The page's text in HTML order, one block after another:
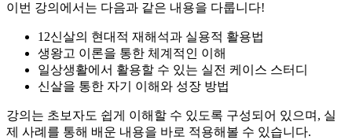
이번 강의에서는 다음과 같은 내용을 다룹니다!
12신살의 현대적 재해석과 실용적 활용법
생왕고 이론을 통한 체계적인 이해
일상생활에서 활용할 수 있는 실전 케이스 스터디
신살을 통한 자기 이해와 성장 방법
강의는 초보자도 쉽게 이해할 수 있도록 구성되어 있으며, 실
제 사례를 통해 배운 내용을 바로 적용해볼 수 있습니다.